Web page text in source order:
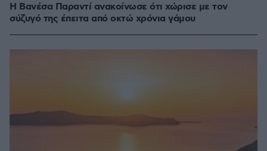
Η Βανέσα Παραντί ανακοίνωσε ότι χώρισε με τον
σύζυγό της έπειτα από οκτώ χρόνια γάμου